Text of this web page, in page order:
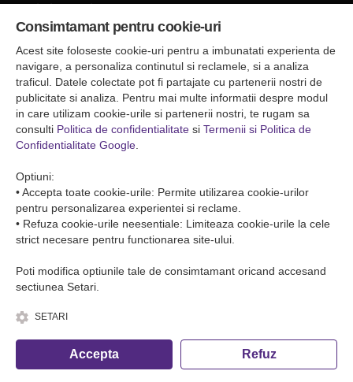
Fa o rezervare telefonica
Sediul central
Falticeni ( Autogara Romfour )
str. Plutonier Ghiniţă nr.8, Fălticeni, judeţul Suceava
0040374557200
Condiții de Transport
Condițiile de transport colete
Condițiile de transport persone
© Copyright 2026 Romfour-Tur S.R.L. J22/2961/2018
Consimtamant pentru cookie-uri
Acest site foloseste cookie-uri pentru a imbunatati experienta de
navigare, a personaliza continutul si reclamele, si a analiza
traficul. Datele colectate pot fi partajate cu partenerii nostri de
publicitate si analiza. Pentru mai multe informatii despre modul
in care utilizam cookie-urile si partenerii nostri, te rugam sa
consulti Politica de confidentialitate si Termenii si Politica de
Confidentialitate Google
Optiuni:
• Accepta toate cookie-urile: Permite utilizarea cookie-urilor
pentru personalizarea experientei si reclame.
• Refuza cookie-urile neesentiale: Limiteaza cookie-urile la cele
strict necesare pentru functionarea site-ului.
Poti modifica optiunile tale de consimtamant oricand accesand
sectiunea Setari.
SETARI
Accepta Refuz